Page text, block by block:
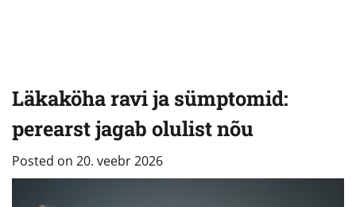
Läkaköha ravi ja sümptomid:
perearst jagab olulist nõu
Posted on 20. veebr 2026